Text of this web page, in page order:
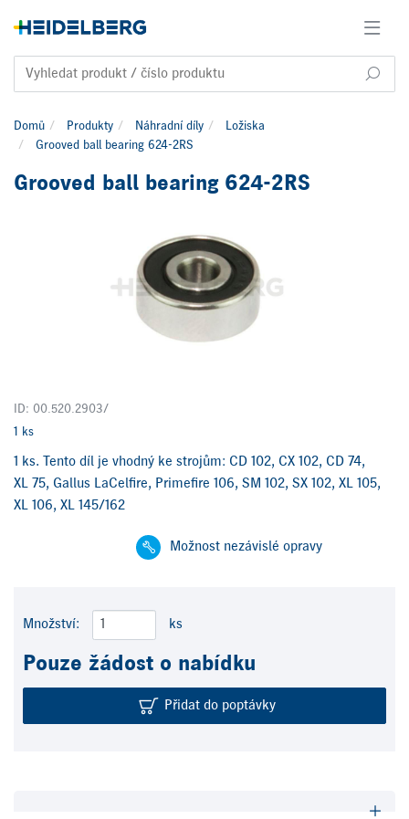
Domů Produkty Náhradní díly
Ložiska
Grooved ball bearing 624-2RS
Grooved ball bearing 624-2RS
ID: 00.520.2903/
1 ks
1 ks. Tento díl je vhodný ke strojům: CD 102, CX 102, CD 74,
XL 75, Gallus LaCelfire, Primefire 106, SM 102, SX 102, XL 105,
XL 106, XL 145/162
Možnost nezávislé opravy
Množství: ks
Pouze žádost o nabídku
Přidat do poptávky